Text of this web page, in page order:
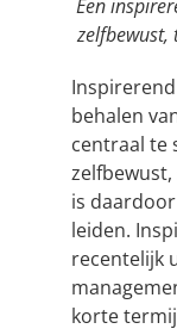
Een
zelfbewust,
behalen
centraal te
is
leiden.
recentelijk
korte